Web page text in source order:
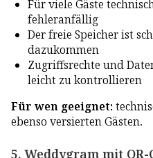
Für viele Gäste
fehleranfällig
Der freie Speicher ist
dazukommen
Zugriffsrechte und
leicht zu kontrollieren
Für wen geeignet:
ebenso versierten Gästen.
5. Weddygram mit QR-